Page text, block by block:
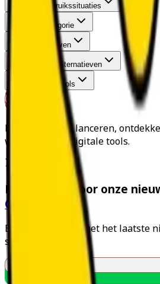
Trending Gebruikssituaties
Trending Categorie
Tool Alternatieven
Open Source Alternatieven
Open Source Tools
Helpen makers lanceren,
werelds beste digitale tools.
Meld je aan voor onze
Questor
Blijf voorop in AI met het laatste
source trends